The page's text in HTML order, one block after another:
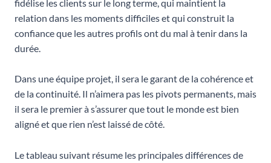
fidélise les clients sur le long terme, qui maintient la
relation dans les moments difficiles et qui construit la
confiance que les autres profils ont du mal à tenir dans la
durée.
Dans une équipe projet, il sera le garant de la cohérence et
de la continuité. Il n’aimera pas les pivots permanents, mais
il sera le premier à s’assurer que tout le monde est bien
aligné et que rien n’est laissé de côté.
Le tableau suivant résume les principales différences de